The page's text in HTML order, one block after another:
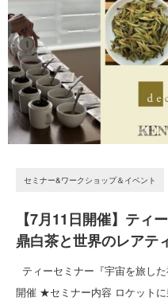
セミナー&ワークショップ＆イベント
【7月11日開催】ティ
鼎白茶と世界のレアテ
ティーセミナー『宇宙を旅し
開催 ★セミナー内容 ロケット